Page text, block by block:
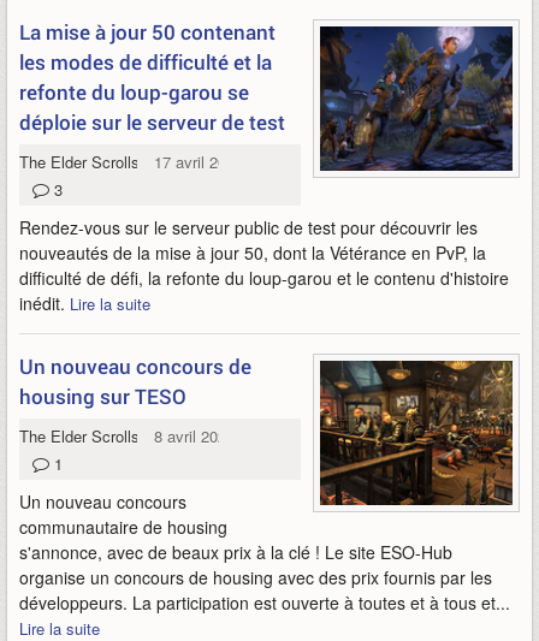
La mise à jour 50 contenant
les modes de difficulté et la
refonte du loup-garou se
déploie sur le serveur de test
The Elder Scrolls Online17 avril 2026
3
Rendez-vous sur le serveur public de test pour découvrir les
nouveautés de la mise à jour 50, dont la Vétérance en PvP, la
difficulté de défi, la refonte du loup-garou et le contenu d'histoire
inédit. Lire la suite
Un nouveau concours de
housing sur TESO
The Elder Scrolls Online8 avril 2026
1
Un nouveau concours
communautaire de housing
s'annonce, avec de beaux prix à la clé ! Le site ESO-Hub
organise un concours de housing avec des prix fournis par les
développeurs. La participation est ouverte à toutes et à tous et...
Lire la suite